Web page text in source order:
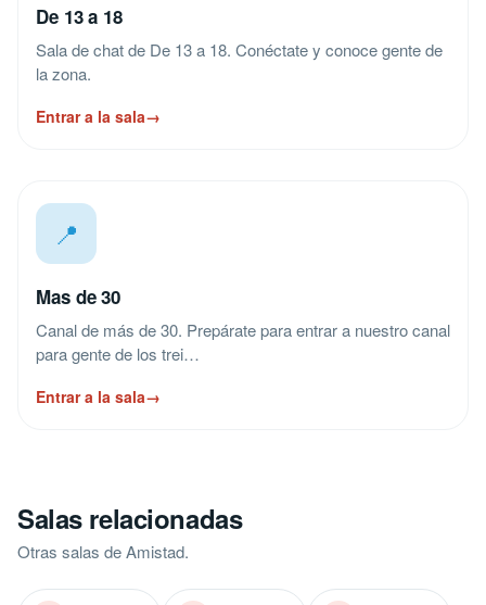
De 13 a 18
Sala de chat de De 13 a 18. Conéctate y conoce gente de
la zona.
Entrar a la sala→
📍
Mas de 30
Canal de más de 30. Prepárate para entrar a nuestro canal
para gente de los trei…
Entrar a la sala→
Salas relacionadas
Otras salas de Amistad.